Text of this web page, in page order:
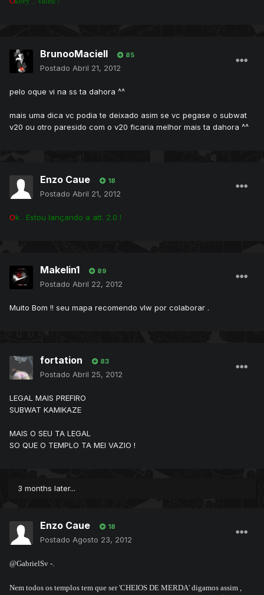
BrunooMaciell 85
Postado Abril 21, 2012
pelo oque vi na ss ta dahora ^^
mais uma dica vc podia te deixado asim se vc pegase o subwat
v20 ou otro paresido com o v20 ficaria melhor mais ta dahora ^^
Enzo Caue 18
Postado Abril 21, 2012
Ok . Estou lançando a att. 2.0 !
Makelin1 89
Postado Abril 22, 2012
Muito Bom !! seu mapa recomendo vlw por colaborar .
fortation 83
Postado Abril 25, 2012
LEGAL MAIS PREFIRO
SUBWAT KAMIKAZE
MAIS O SEU TA LEGAL
SO QUE O TEMPLO TA MEI VAZIO !
3 months later...
Enzo Caue 18
Postado Agosto 23, 2012
@GabrielSv -.
Nem todos os templos tem que ser 'CHEIOS DE MERDA' digamos assim ,